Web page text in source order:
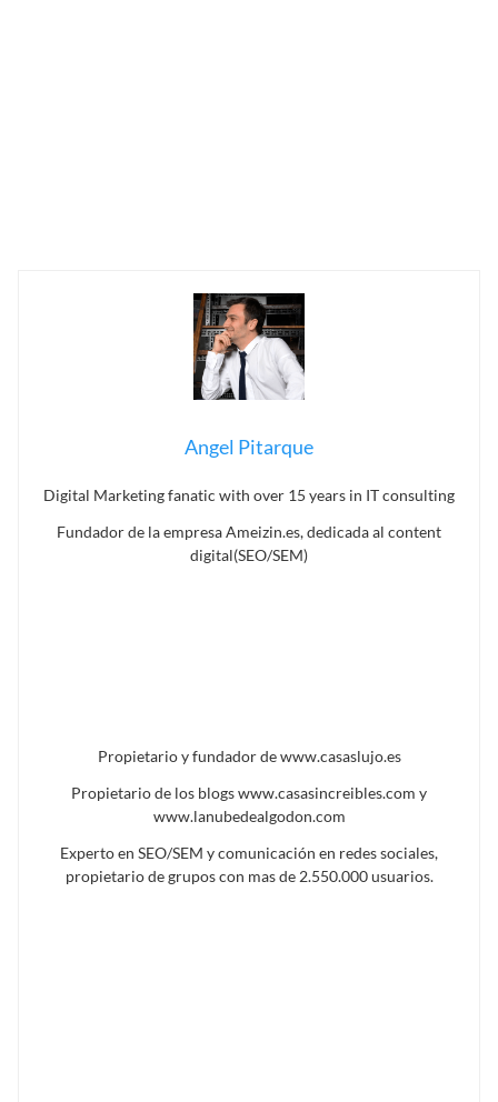
Angel Pitarque
Digital Marketing fanatic with over 15 years in IT consulting
Fundador de la empresa Ameizin.es, dedicada al content
digital(SEO/SEM)
Propietario y fundador de www.casaslujo.es
Propietario de los blogs www.casasincreibles.com y
www.lanubedealgodon.com
Experto en SEO/SEM y comunicación en redes sociales,
propietario de grupos con mas de 2.550.000 usuarios.